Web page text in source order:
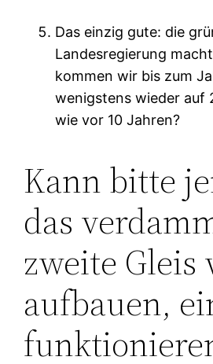
Das einzig gute: die
Landesregierung
kommen wir bis zum
wenigstens wieder auf
wie vor 10 Jahren?
Kann bitte
das
zweite Gleis
aufbauen,